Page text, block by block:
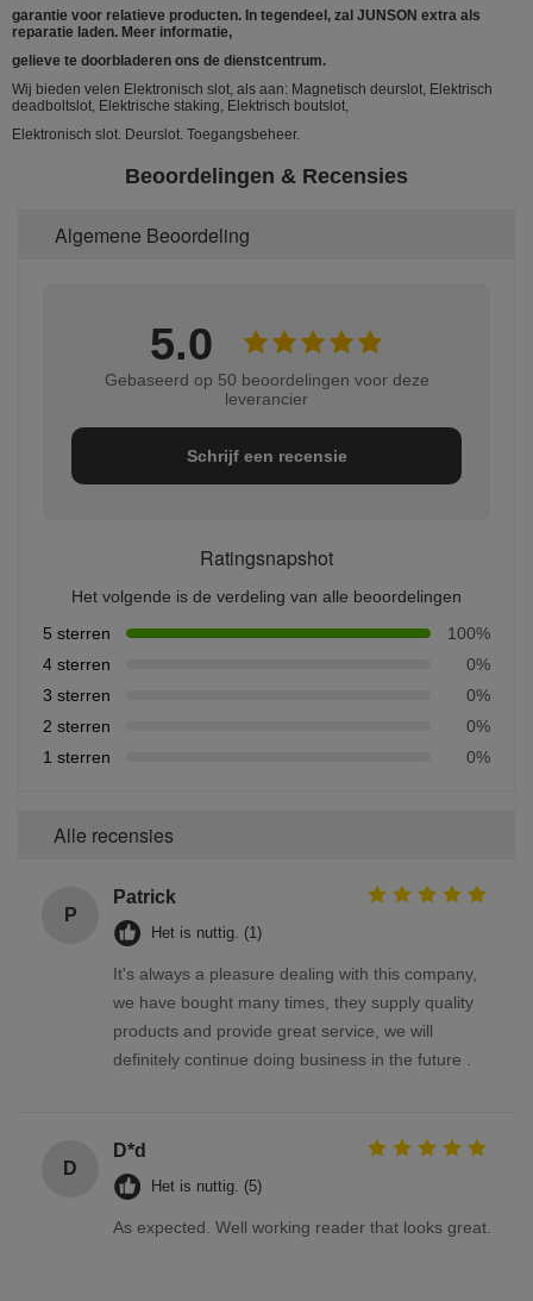
garantie voor relatieve producten. In tegendeel, zal JUNSON extra als
reparatie laden. Meer informatie,
gelieve te doorbladeren ons de dienstcentrum.
Wij bieden velen Elektronisch slot, als aan: Magnetisch deurslot, Elektrisch
deadboltslot, Elektrische staking, Elektrisch boutslot,
Elektronisch slot. Deurslot. Toegangsbeheer.
Beoordelingen & Recensies
Algemene Beoordeling
5.0
Gebaseerd op 50 beoordelingen voor deze
leverancier
Schrijf een recensie
Ratingsnapshot
Het volgende is de verdeling van alle beoordelingen
5 sterren
100%
4 sterren
0%
3 sterren
0%
2 sterren
0%
1 sterren
0%
Alle recensies
P
Patrick
Het is nuttig. (1)
It's always a pleasure dealing with this company,
we have bought many times, they supply quality
products and provide great service, we will
definitely continue doing business in the future .
D
D*d
Het is nuttig. (5)
As expected. Well working reader that looks great.